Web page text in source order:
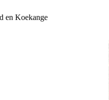
en Koekange